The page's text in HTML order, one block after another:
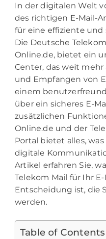
In der digitalen Welt
des richtigen E-Mail-
für eine effiziente
Die Deutsche
Online.de, bietet ein
Center, das weit mehr
und Empfangen von
einem
über ein sicheres E-
zusätzlichen
Online.de und der
Portal bietet alles,
digitale
Artikel erfahren Sie,
Telekom Mail für Ihr
Entscheidung ist, die
werden.
Table of Contents